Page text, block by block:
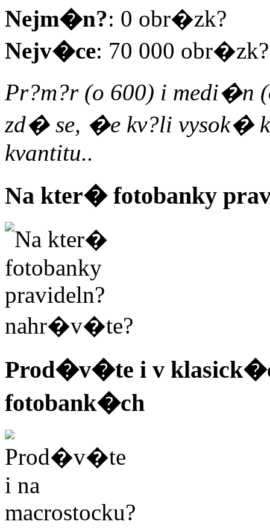
Nejm�n?: 0 obr�zk?
Nejv�ce: 70 000
Pr?m?r (o 600) i medi�n
zd� se, �e kv?li vysok�
kvantitu..
Na kter� fotobanky
Prod�v�te i v
fotobank�ch